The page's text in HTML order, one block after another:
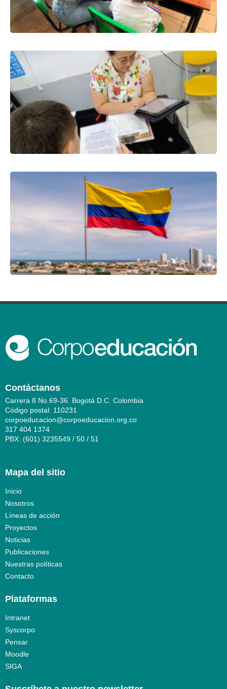
Contáctanos
Carrera 8 No.69-36. Bogotá D.C. Colombia
Código postal: 110231
corpoeducacion@corpoeducacion.org.co
317 404 1374
PBX: (601) 3235549 / 50 / 51
Mapa del sitio
Inicio
Nosotros
Líneas de acción
Proyectos
Noticias
Publicaciones
Nuestras políticas
Contacto
Plataformas
Intranet
Syscorpo
Pensar
Moodle
SIGA